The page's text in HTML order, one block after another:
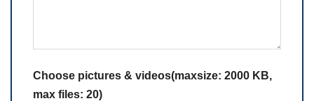
Choose pictures & videos(maxsize: 2000 KB,
max files: 20)